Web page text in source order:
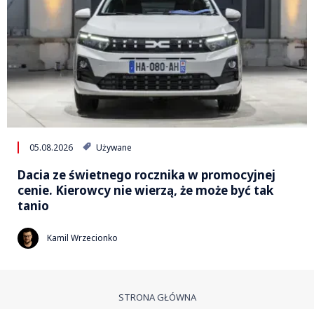
05.08.2026 Używane
Dacia ze świetnego rocznika w promocyjnej
cenie. Kierowcy nie wierzą, że może być tak
tanio
Kamil Wrzecionko
STRONA GŁÓWNA